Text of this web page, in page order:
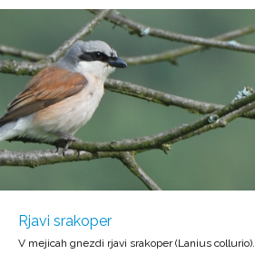
Rjavi srakoper
V mejicah gnezdi rjavi srakoper (Lanius collurio).